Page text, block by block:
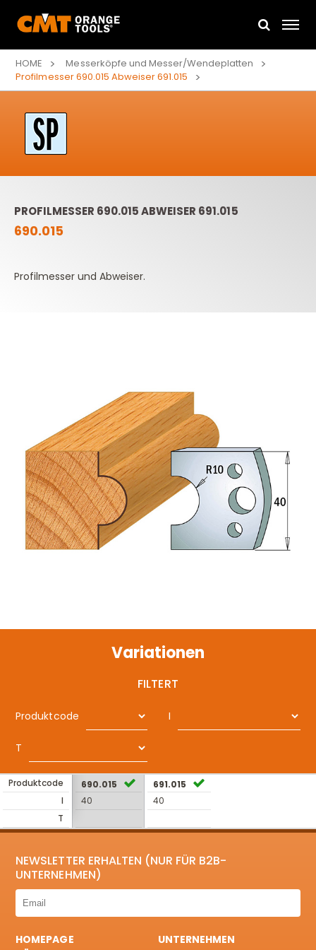
HOME
Messerköpfe und Messer/Wendeplatten
Profilmesser 690.015 Abweiser 691.015
PROFILMESSER 690.015 ABWEISER 691.015
690.015
Profilmesser und Abweiser.
Variationen
FILTERT
Produktcode I
T
Produktcode
I
T
690.015
40
691.015
40
NEWSLETTER ERHALTEN (NUR FÜR B2B-
UNTERNEHMEN)
HOMEPAGE
UNTERNEHMEN